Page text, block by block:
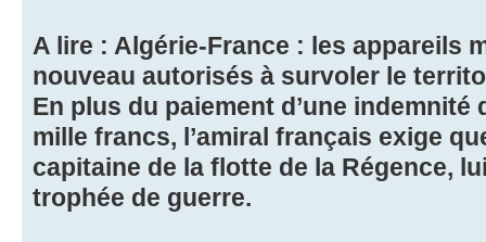
A lire : Algérie-France : les appareils
nouveau autorisés à survoler le
En plus du paiement d’une indemnité
mille francs, l’amiral français exige
capitaine de la flotte de la Régence,
trophée de guerre.